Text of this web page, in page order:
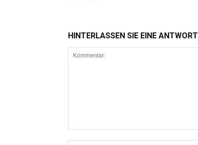
HINTERLASSEN SIE EINE ANTWORT